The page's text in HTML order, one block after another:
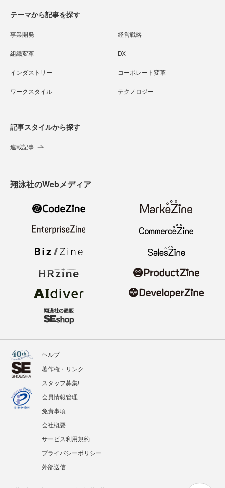
テーマから記事を探す
事業開発 経営戦略
組織変革 DX
インダストリー コーポレート変革
ワークスタイル テクノロジー
記事スタイルから探す
連載記事
翔泳社のWebメディア
ヘルプ
著作権・リンク
スタッフ募集!
会員情報管理
免責事項
会社概要
サービス利用規約
プライバシーポリシー
外部送信